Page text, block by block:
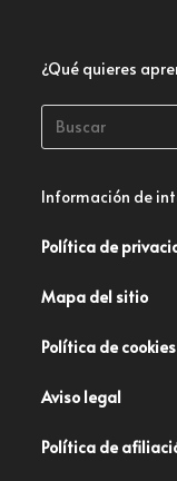
¿Qué quieres
Información de
Política de
Mapa del sitio
Política de cookies
Aviso legal
Política de